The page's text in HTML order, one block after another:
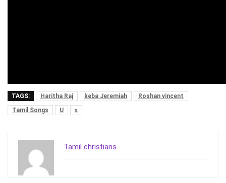
TAGS: Haritha Raj keba Jeremiah
Roshan vincent
Tamil Songs
U உ
Tamil christians